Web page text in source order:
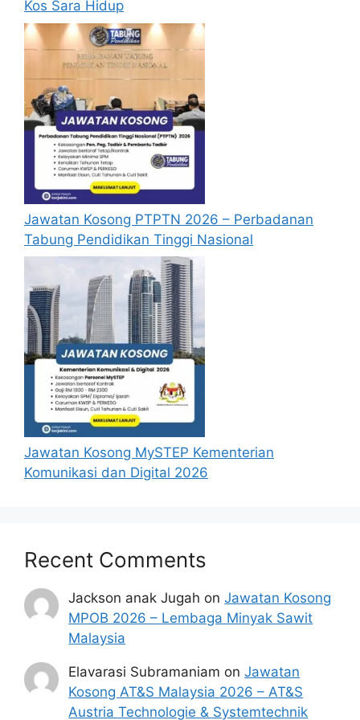
berjaya.
Mohon Online
Kos Sara Hidup
Jawatan Kosong PTPTN 2026 – Perbadanan
Tabung Pendidikan Tinggi Nasional
Jawatan Kosong MySTEP Kementerian
Komunikasi dan Digital 2026
Recent Comments
Jackson anak Jugah onJawatan Kosong
MPOB 2026 – Lembaga Minyak Sawit
Malaysia
Elavarasi Subramaniam onJawatan
Kosong AT&S Malaysia 2026 – AT&S
Austria Technologie & Systemtechnik